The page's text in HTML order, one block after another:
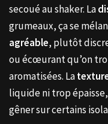
secoué au shaker. La
grumeaux, ça se
agréable, plutôt
ou écœurant qu’on
aromatisées. La
liquide ni trop
gêner sur certains